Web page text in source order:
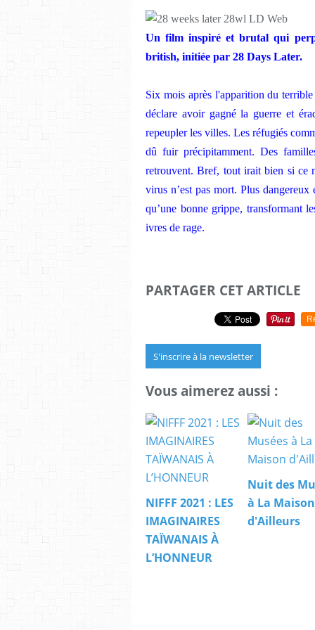
Un film inspiré et brutal qui
british, initiée par 28 Days Later.
Six mois après l'apparition du
déclare avoir gagné la guerre et
repeupler les villes. Les réfugiés
dû fuir précipitamment. Des
retrouvent. Bref, tout irait bien si ce
virus n’est pas mort. Plus
qu’une bonne grippe, transformant
ivres de rage.
PARTAGER CET ARTICLE
S'inscrire à la newsletter
Vous aimerez aussi :
NIFFF 2021 : LES
IMAGINAIRES
TAÏWANAIS À
L’HONNEUR
Nuit des
à La Maison
d'Ailleurs